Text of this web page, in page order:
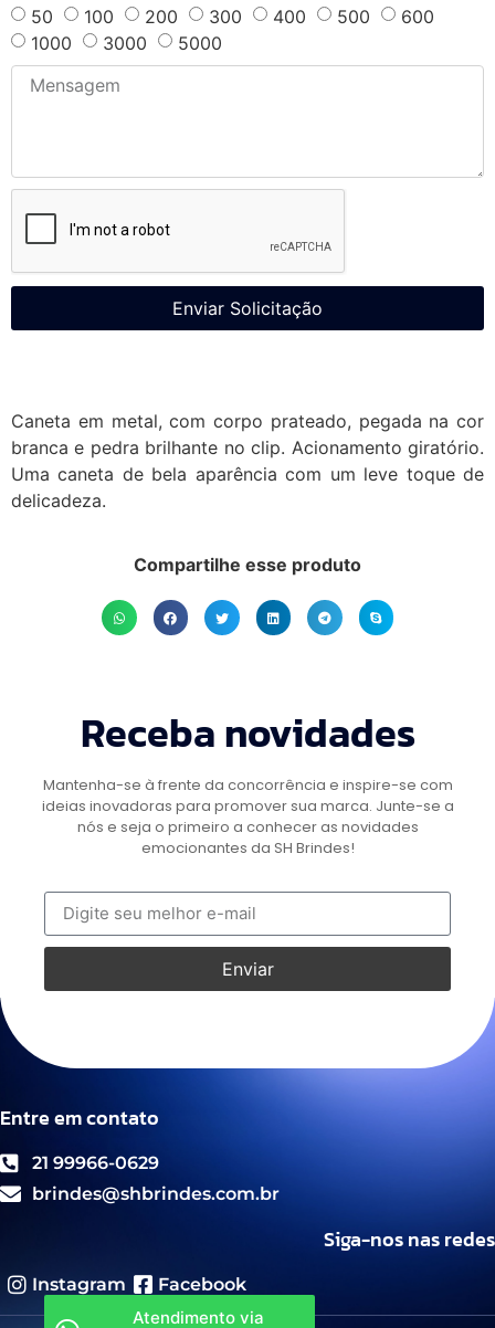
50
100 200 300 400 500
600
1000
3000 5000
Enviar Solicitação
Caneta em metal, com corpo prateado, pegada na cor
branca e pedra brilhante no clip. Acionamento giratório.
Uma caneta de bela aparência com um leve toque de
delicadeza.
Compartilhe esse produto
Receba novidades
Mantenha-se à frente da concorrência e inspire-se com
ideias inovadoras para promover sua marca. Junte-se a
nós e seja o primeiro a conhecer as novidades
emocionantes da SH Brindes!
Enviar
Entre em contato
21 99966-0629
brindes@shbrindes.com.br
Atendimento via
Siga-nos nas redes
Instagram Facebook